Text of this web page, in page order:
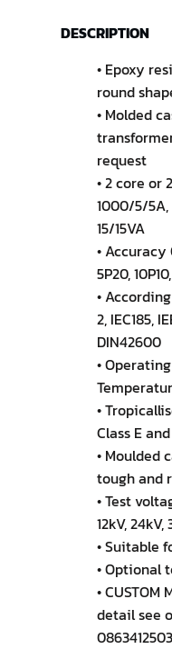
DESCRIPTION
• Epoxy
round
• Molded
request
• 2 core or
1000/5/5A,
15/15VA
• Accuracy
5P20,
•
2, IEC185,
DIN42600
•
•
Class E
• Moulded
tough and
• Test
12kV,
• Suitable
• Optional
• CUSTOM
detail see
0863412503